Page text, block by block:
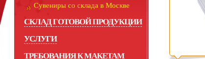
Сувениры со склада в Москве
СКЛАД ГОТОВОЙ ПРОДУКЦИИ
УСЛУГИ
ТРЕБОВАНИЯ К МАКЕТАМ